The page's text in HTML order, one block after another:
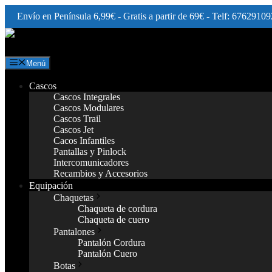
Envío en Península 6,99€ - Gratis a partir de 69€ - Telf:
Saltar
contenido
Menú
Cascos
Cascos Integrales
Cascos Modulares
Cascos Trail
Cascos Jet
Cacos Infantiles
Pantallas y Pinlock
Intercomunicadores
Recambios y Accesorios
Equipación
Chaquetas
Chaqueta de cordura
Chaqueta de cuero
Pantalones
Pantalón Cordura
Pantalón Cuero
Botas